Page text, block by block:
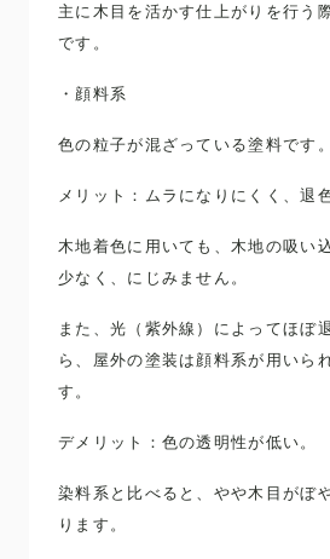
主に木目を活かす仕上がりを行う
です。
・顔料系
色の粒子が混ざっている塗料です。
メリット：ムラになりにくく、退
木地着色に用いても、木地の吸い
少なく、にじみません。
また、光（紫外線）によってほぼ
ら、屋外の塗装は顔料系が用いら
す。
デメリット：色の透明性が低い。
染料系と比べると、やや木目がぼ
ります。